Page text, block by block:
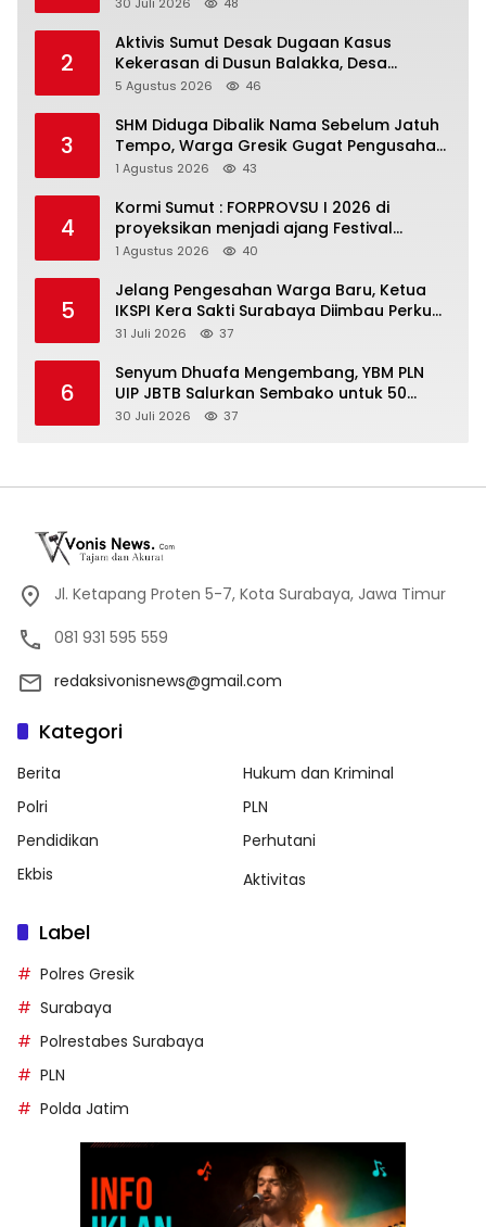
2
Aktivis Sumut Desak Dugaan Kasus
Kekerasan di Dusun Balakka, Desa
Gunung Malintang Diusut Tuntas
5 Agustus 2026 46
3
SHM Diduga Dibalik Nama Sebelum Jatuh
Tempo, Warga Gresik Gugat Pengusaha
Rokok dan Somasi Kepala Desa
1 Agustus 2026 43
4
Kormi Sumut : FORPROVSU I 2026 di
proyeksikan menjadi ajang Festival
Olahraga Masyarakat dengan Pegiat
1 Agustus 2026 40
5
Jelang Pengesahan Warga Baru, Ketua
IKSPI Kera Sakti Surabaya Diimbau Perkuat
Pembinaan dan Jaga Kondusivitas
31 Juli 2026 37
6
Senyum Dhuafa Mengembang, YBM PLN
UIP JBTB Salurkan Sembako untuk 50
Mustahik di Sidoarjo
30 Juli 2026 37
Jl. Ketapang Proten 5-7, Kota Surabaya, Jawa Timur
081 931 595 559
redaksivonisnews@gmail.com
Kategori
Berita
Hukum dan Kriminal
Polri
PLN
Pendidikan
Perhutani
Ekbis
Aktivitas
Label
Polres Gresik
Surabaya
Polrestabes Surabaya
PLN
Polda Jatim